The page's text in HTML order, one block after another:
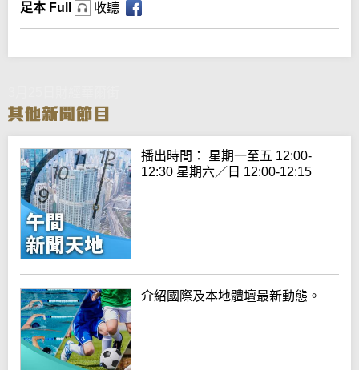
足本 Full 收聽
播出時間： 星期一至五 12:00-
12:30 星期六／日 12:00-12:15
介紹國際及本地體壇最新動態。